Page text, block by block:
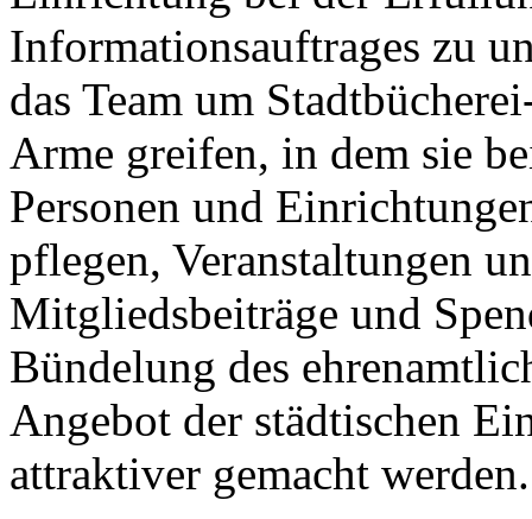
Informationsauftrages zu
das Team um
Arme greifen, in dem sie
Personen und
pflegen, Veranstaltungen
Mitgliedsbeiträge und
Bündelung des
Angebot der städtischen
attraktiver gemacht werden.